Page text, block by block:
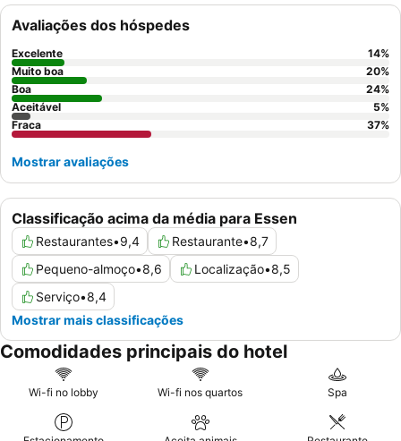
prestabilidade e atenção
apesar dos desafios ocasionais no check-in. Para uma estadia
mais tranquila, os hóspedes devem solicitar um quarto virado
para o pátio interior, que também dispõe de um charmoso lago
com peixes e oferece
Classificação acima da média para Essen
Restaurantes•9,4 Restaurante•8,7
Pequeno-almoço•8,6 Localização•8,5
Serviço•8,4
Mostrar mais classificações
Avaliações dos hóspedes
Excelente 14%
Muito boa
20%
Boa
24%
Aceitável
5%
Fraca
37%
Mostrar avaliações
Comodidades principais do hotel
Wi-fi no lobby Wi-fi nos quartos Spa